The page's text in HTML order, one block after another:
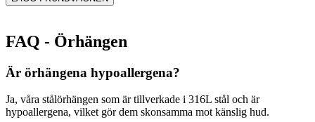
FAQ - Örhängen
Är örhängena hypoallergena?
Ja, våra stålörhängen som är tillverkade i 316L stål och är
hypoallergena, vilket gör dem skonsamma mot känslig hud.